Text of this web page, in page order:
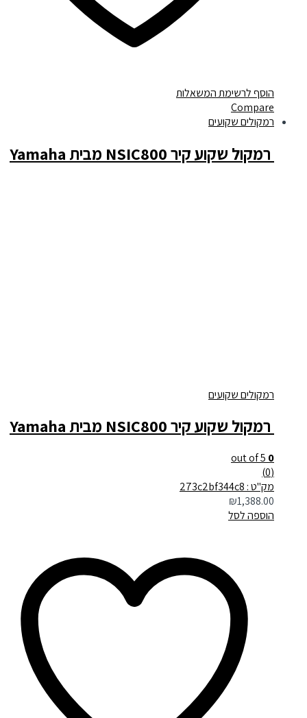
הוסף לרשימת המשאלות
Compare
רמקולים שקועים
‏ רמקול שקוע קיר NSIC800 מבית Yamaha
רמקולים שקועים
‏ רמקול שקוע קיר NSIC800 מבית Yamaha
0
out of 5
מק"ט : 273c2bf344c8
₪1,388.00
הוספה לסל